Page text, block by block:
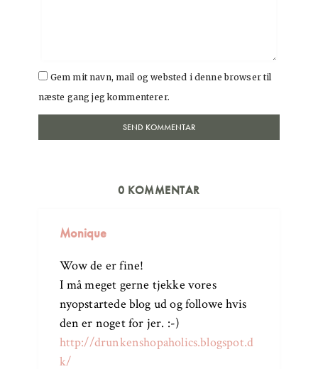
Gem mit navn, mail og websted i denne browser til
næste gang jeg kommenterer.
0 KOMMENTAR
Monique
Wow de er fine!
I må meget gerne tjekke vores
nyopstartede blog ud og followe hvis
den er noget for jer. :-)
http://drunkenshopaholics.blogspot.d
k/